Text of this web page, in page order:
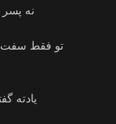
-نه
-تو فقط سفت
-یادته